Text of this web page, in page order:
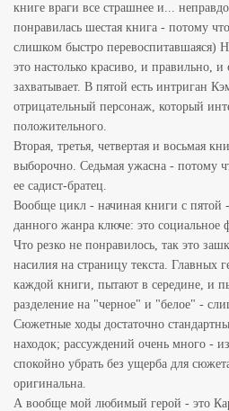
книге враги все страшнее и...
понравилась шестая книга - потому
слишком быстро перевоспитавшаяся)
это настолько красиво, и правильно,
захватывает. В пятой есть интриган
отрицательный персонаж, который
положительного.
Вторая, третья, четвертая и восьмая
выборочно. Седьмая ужасна - потому
ее садист-братец.
Вообще цикл - начиная книги с пятой
данного жанра ключе: это социальное
Что резко не понравилось, так это
насилия на страницу текста. Главных
каждой книги, пытают в середине, и
разделение на "черное" и "белое" -
Сюжетные ходы достаточно
находок; рассуждений очень много -
спокойно убрать без ущерба для
оригинальна.
А вообще мой любимый герой - это